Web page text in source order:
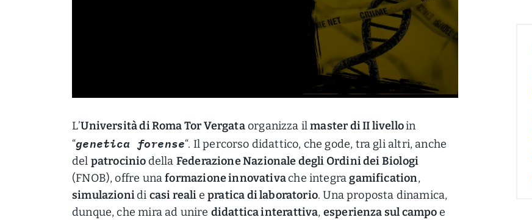
L’Università di Roma Tor Vergataorganizza ilmaster di II livelloin
“genetica forense“. Il percorso didattico, che gode, tra gli altri, anche
del patrociniodella Federazione Nazionale degli Ordini dei Biologi
(FNOB), offre unaformazione innovativache integragamification,
simulazionidi casi reali epratica di laboratorio. Una proposta dinamica,
dunque, che mira ad unire didattica interattiva, esperienza sul campo e